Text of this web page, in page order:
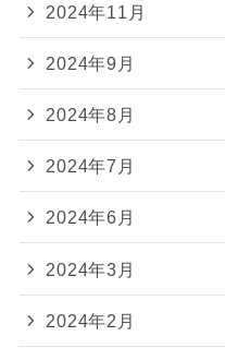
2024年11月
2024年9月
2024年8月
2024年7月
2024年6月
2024年3月
2024年2月